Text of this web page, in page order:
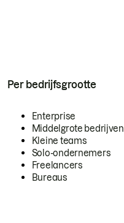
Per bedrijfsgrootte
Enterprise
Middelgrote bedrijven
Kleine teams
Solo-ondernemers
Freelancers
Bureaus